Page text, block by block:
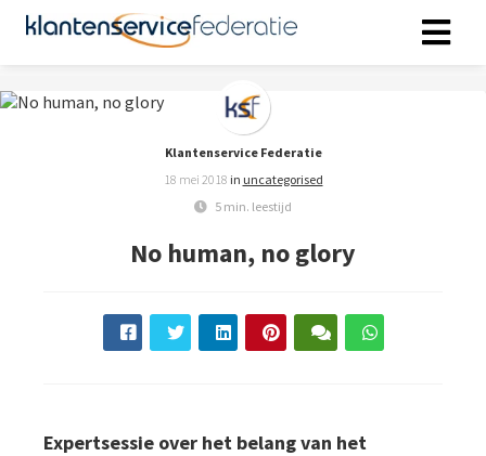
Klantenservice Federatie
18 mei 2018 in uncategorised
5 min. leestijd
No human, no glory
Expertsessie over het belang van het